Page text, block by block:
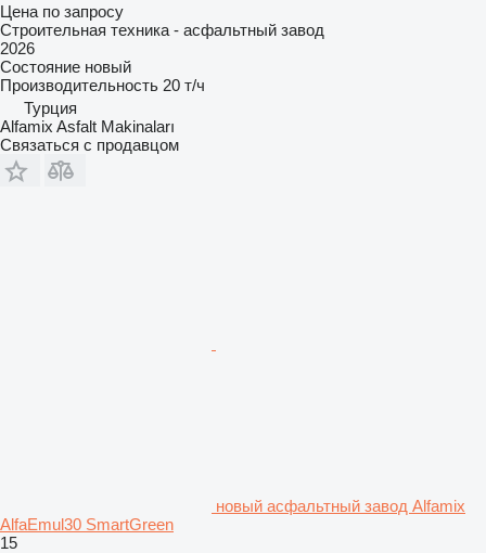
Цена по запросу
Строительная техника - асфальтный завод
2026
Состояние новый
Производительность 20 т/ч
Турция
Alfamix Asfalt Makinaları
Связаться с продавцом
новый асфальтный завод Alfamix
AlfaEmul30 SmartGreen
15